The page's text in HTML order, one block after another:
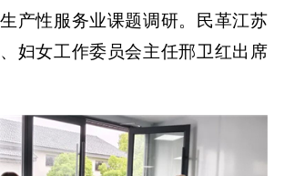
产性服务业课题调研。民革江苏
妇女工作委员会主任邢卫红出席